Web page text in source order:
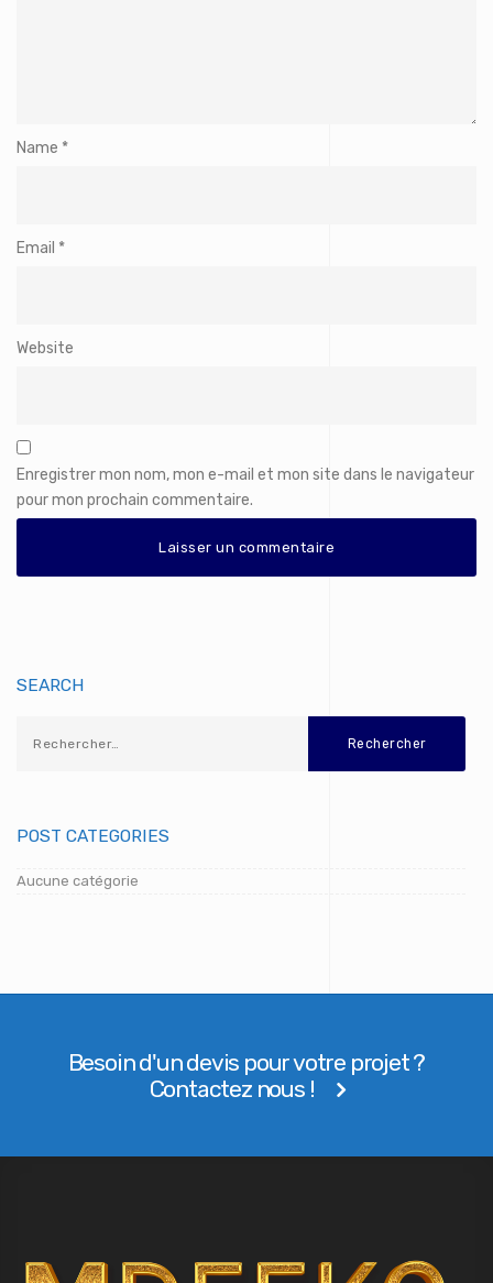
Name *
Email *
Website
Enregistrer mon nom, mon e-mail et mon site dans le navigateur
pour mon prochain commentaire.
SEARCH
POST CATEGORIES
Aucune catégorie
Besoin d'un devis pour votre projet ?
Contactez nous !